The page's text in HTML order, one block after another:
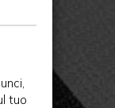
tuo